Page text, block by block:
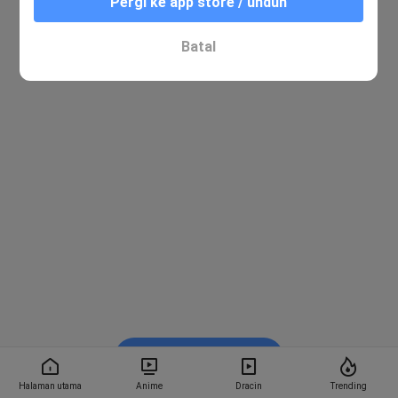
Halaman utama Anime Dracin Trending
Batal
Nonton di Bstation